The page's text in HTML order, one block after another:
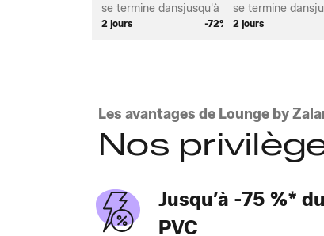
se termine dans
2 jours
jusqu'à *
-72%
se termine dans
2 jours
Les avantages de Lounge by
Nos
Jusqu’à -75 %* du
PVC